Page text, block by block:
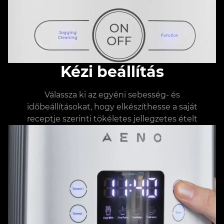
Kézi beállítás
Válassza ki az egyéni sebesség- és
időbeállításokat, hogy elkészíthesse a saját
receptje szerinti tökéletes jellegzetes ételt